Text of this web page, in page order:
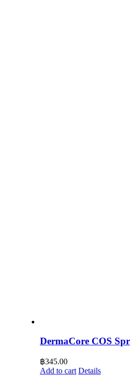
DermaCore COS
฿345.00
Add to cart Details